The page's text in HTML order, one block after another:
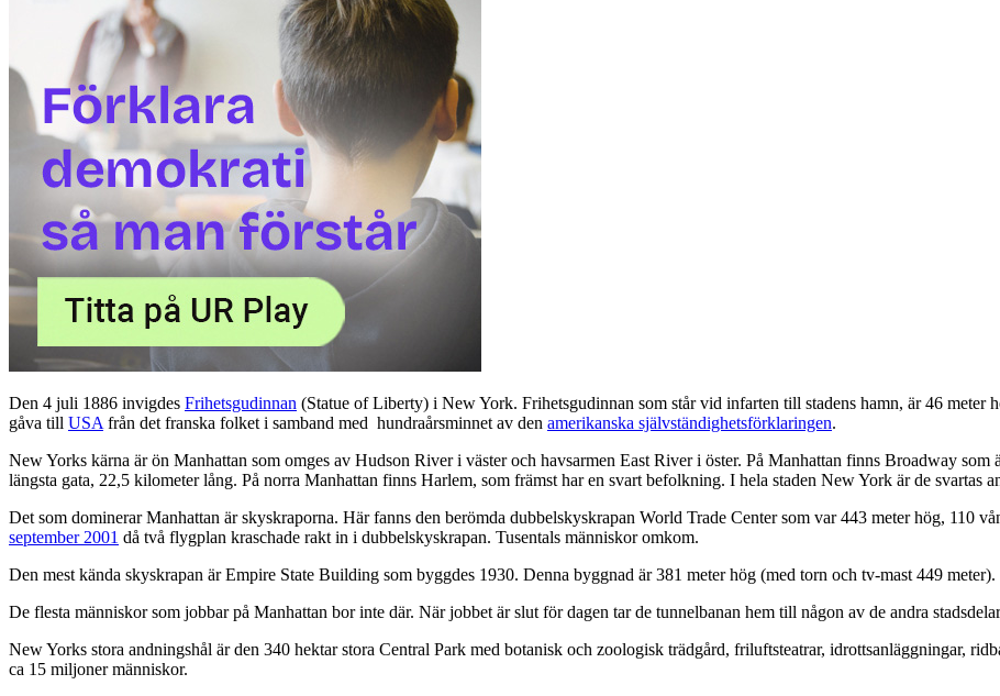
Den 4 juli 1886 invigdes Frihetsgudinnan (Statue of Liberty) i New York. Frihetsgudinnan som står vid infarten till stadens hamn, är 46 meter
gåva till USA från det franska folket i samband med hundraårsminnet av den amerikanska självständighetsförklaringen.
New Yorks kärna är ön Manhattan som omges av Hudson River i väster och havsarmen East River i öster. På Manhattan finns Broadway
längsta gata, 22,5 kilometer lång. På norra Manhattan finns Harlem, som främst har en svart befolkning. I hela staden New York är de svartas
Det som dominerar Manhattan är skyskraporna. Här fanns den berömda dubbelskyskrapan World Trade Center som var 443 meter hög, 110
september 2001 då två flygplan kraschade rakt in i dubbelskyskrapan. Tusentals människor omkom.
Den mest kända skyskrapan är Empire State Building som byggdes 1930. Denna byggnad är 381 meter hög (med torn och tv-mast 449 meter).
De flesta människor som jobbar på Manhattan bor inte där. När jobbet är slut för dagen tar de tunnelbanan hem till någon av de andra
New Yorks stora andningshål är den 340 hektar stora Central Park med botanisk och zoologisk trädgård, friluftsteatrar, idrottsanläggningar,
ca 15 miljoner människor.